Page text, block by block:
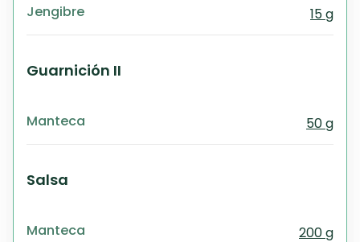
Jengibre 15 g
Guarnición II
Manteca 50 g
Salsa
Manteca 200 g